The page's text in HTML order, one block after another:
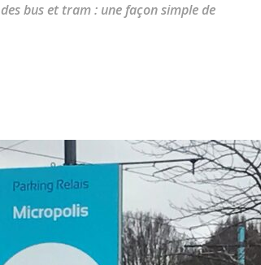
toute
locale
bus et tram : une façon simple de